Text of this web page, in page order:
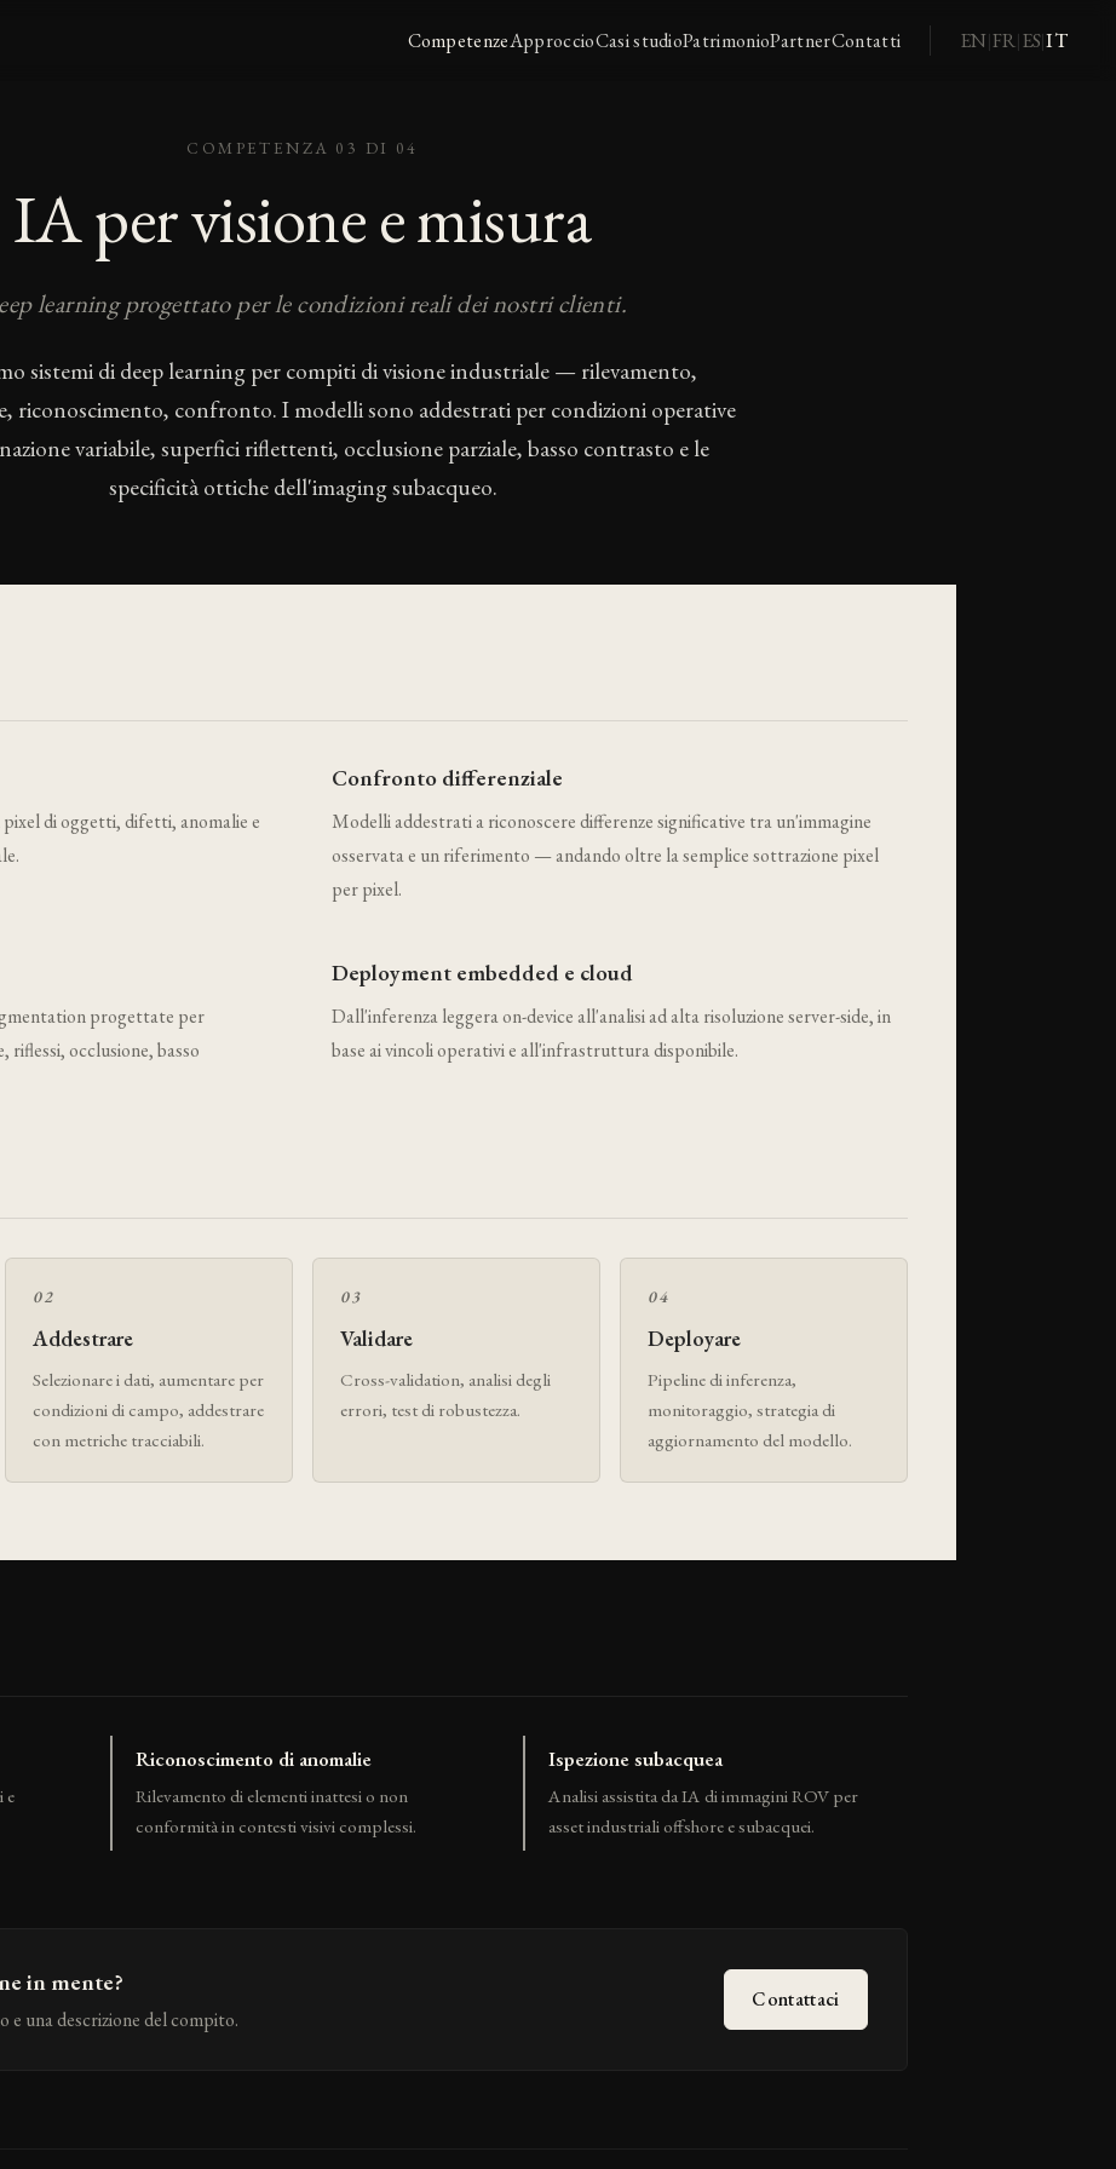
CompetenzeApproccioCasi studioPatrimonioPartnerContatti EN|FR|ES|IT
COMPETENZA 03 DI 04
IA per visione e misura
learning progettato per le condizioni reali dei nostri clienti.
sistemi di deep learning per compiti di visione industriale — rilevamento,
riconoscimento, confronto. I modelli sono addestrati per condizioni operative
variabile, superfici riflettenti, occlusione parziale, basso contrasto e le
specificità ottiche dell'imaging subacqueo.
di oggetti, difetti, anomalie e
Confronto differenziale
Modelli addestrati a riconoscere differenze significative tra un'immagine
osservata e un riferimento — andando oltre la semplice sottrazione pixel
per pixel.
progettate per
riflessi, occlusione, basso
Deployment embedded e cloud
Dall'inferenza leggera on-device all'analisi ad alta risoluzione server-side, in
base ai vincoli operativi e all'infrastruttura disponibile.
02
Addestrare
Selezionare i dati, aumentare per
condizioni di campo, addestrare
con metriche tracciabili.
03
Validare
Cross-validation, analisi degli
errori, test di robustezza.
04
Deployare
Pipeline di inferenza,
monitoraggio, strategia di
aggiornamento del modello.
e
Riconoscimento di anomalie
Rilevamento di elementi inattesi o non
conformità in contesti visivi complessi.
Ispezione subacquea
Analisi assistita da IA di immagini ROV per
asset industriali offshore e subacquei.
in mente?
e una descrizione del compito.
Contattaci